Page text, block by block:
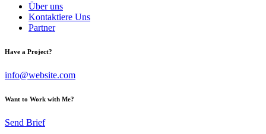
Über uns
Kontaktiere Uns
Partner
Have a Project?
info@website.com
Want to Work with Me?
Send Brief